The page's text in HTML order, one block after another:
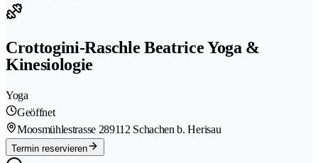
Crottogini-Raschle Beatrice Yoga &
Kinesiologie
Yoga
Geöffnet
Moosmühlestrasse 289112 Schachen b. Herisau
Termin reservieren